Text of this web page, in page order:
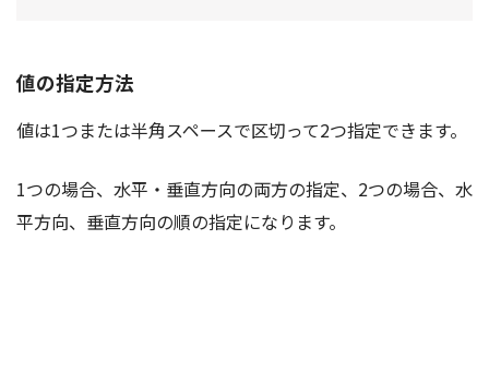
値の指定方法
値は1つまたは半角スペースで区切って2つ指定できます。
1つの場合、水平・垂直方向の両方の指定、2つの場合、水
平方向、垂直方向の順の指定になります。